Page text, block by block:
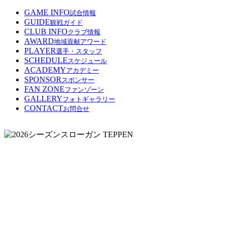
GAME INFO試合情報
GUIDE観戦ガイド
CLUB INFOクラブ情報
AWARD地域貢献アワード
PLAYER選手・スタッフ
SCHEDULEスケジュール
ACADEMYアカデミー
SPONSOR スポンサー
FAN ZONEファンゾーン
GALLERYフォトギャラリー
CONTACTお問合せ